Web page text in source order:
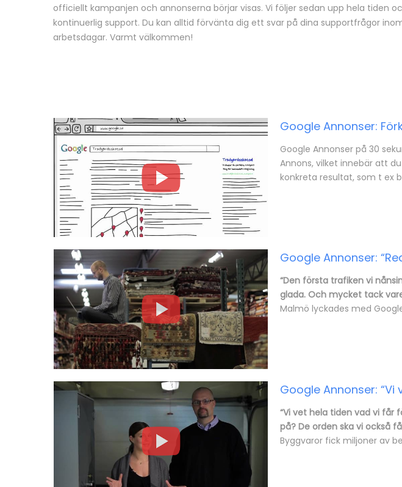
officiellt kampanjen och annonserna börjar visas. Vi följer sedan upp hela tiden
kontinuerlig support. Du kan alltid förvänta dig ett svar på dina supportfrågor
arbetsdagar. Varmt välkommen!
Google Annonser:
Google Annonser på 30
Annons, vilket innebär att
konkreta resultat, som t ex
Google Annonser:
“Den första trafiken vi
glada. Och mycket tack
Malmö lyckades med
Google Annonser:
“Vi vet hela tiden vad vi får
på? De orden ska vi också
Byggvaror fick miljoner av